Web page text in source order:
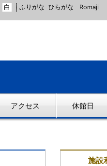
白 ふりがな ひらがな Romaji
アクセス 休館日
施設